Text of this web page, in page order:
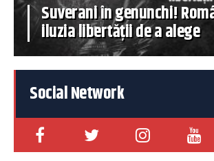
Suverani în genunchi!
iluzia libertății de a alege
Social Network